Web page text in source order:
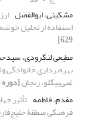
مشکینی، ابوالفضل
استفاده از تحلیل
629]
مطیعی لنگرودی،
بهره‌برداری
غنی‌بیگلو، زنجان[دوره 48، شماره 1، 1395، صفحه 197-209]
مقدم، فاطمه تأثیر
فرهنگی منطقۀ